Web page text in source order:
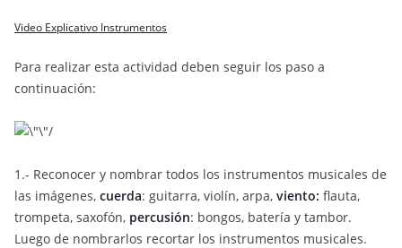
Video Explicativo Instrumentos
Para realizar esta actividad deben seguir los paso a
continuación:
1.- Reconocer y nombrar todos los instrumentos musicales de
las imágenes, cuerda: guitarra, violín, arpa, viento: flauta,
trompeta, saxofón, percusión: bongos, batería y tambor.
Luego de nombrarlos recortar los instrumentos musicales.